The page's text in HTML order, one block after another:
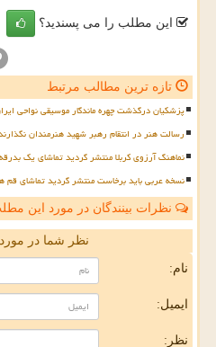
این مطلب را می پسندید؟
تازه ترین مطالب مرتبط
پزشکیان درگذشت چهره ماندگار موسیقی نواحی
رسالت هنر در انتقام رهبر شهید هنرمندان
نماهنگ آرزوی کربلا منتشر گردید تماشای یک
نسخه عربی باید برخاست منتشر گردید تماشای قم
نظرات بینندگان در مورد این
نظر شما در
نام:
ایمیل:
نظر: